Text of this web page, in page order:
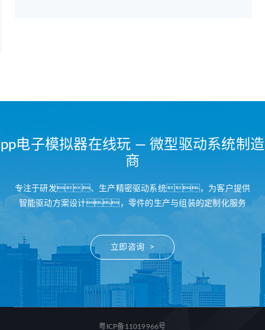
pp电子模拟器在线玩 — 微型驱动系统制造
商
专注于研发、生产精密驱动系统，为客户提供
智能驱动方案设计，零件的生产与组装的定制化服务
立即咨询 >
粤ICP备11019966号